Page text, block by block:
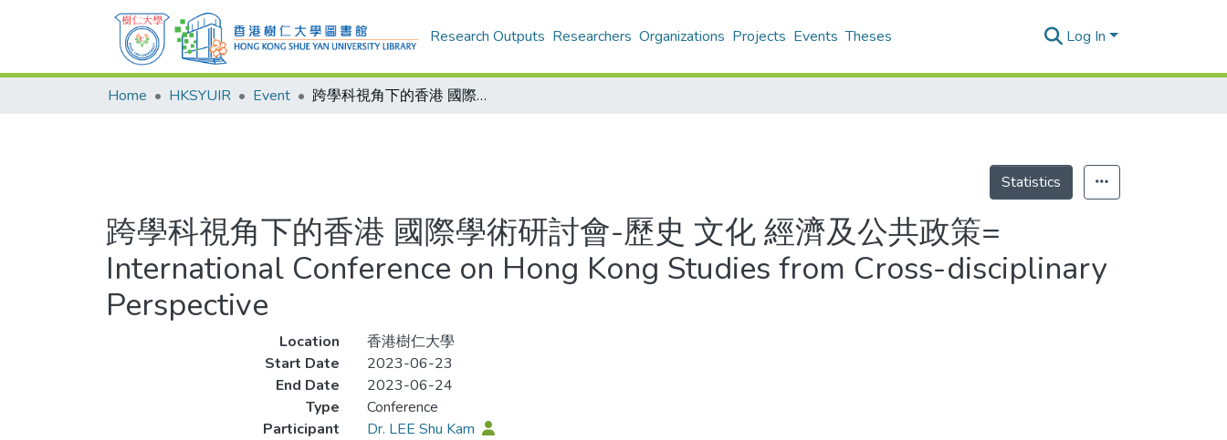
Research Outputs Researchers Organizations Projects Events Theses Log In
Home HKSYUIR Event 跨學科視角下的香港 國際學術研討會-歷史 文化 經濟及公共政策= International Conference on Hong Kong Studies from Cross-disciplinary Perspective
Statistics
跨學科視角下的香港 國際學術研討會-歷史 文化 經濟及公共政策=
International Conference on Hong Kong Studies from Cross-disciplinary
Perspective
Location
香港樹仁大學
Start Date
2023-06-23
End Date
2023-06-24
Type
Conference
Participant
Dr. LEE Shu Kam